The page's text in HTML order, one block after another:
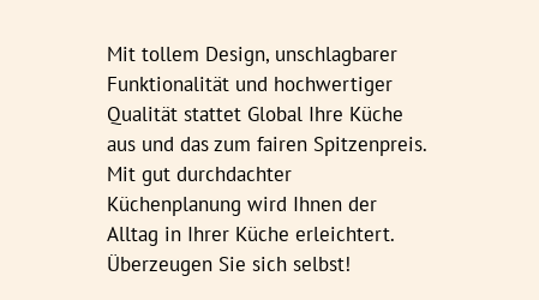
Mit tollem Design, unschlagbarer
Funktionalität und hochwertiger
Qualität stattet Global Ihre Küche
aus und das zum fairen Spitzenpreis.
Mit gut durchdachter
Küchenplanung wird Ihnen der
Alltag in Ihrer Küche erleichtert.
Überzeugen Sie sich selbst!